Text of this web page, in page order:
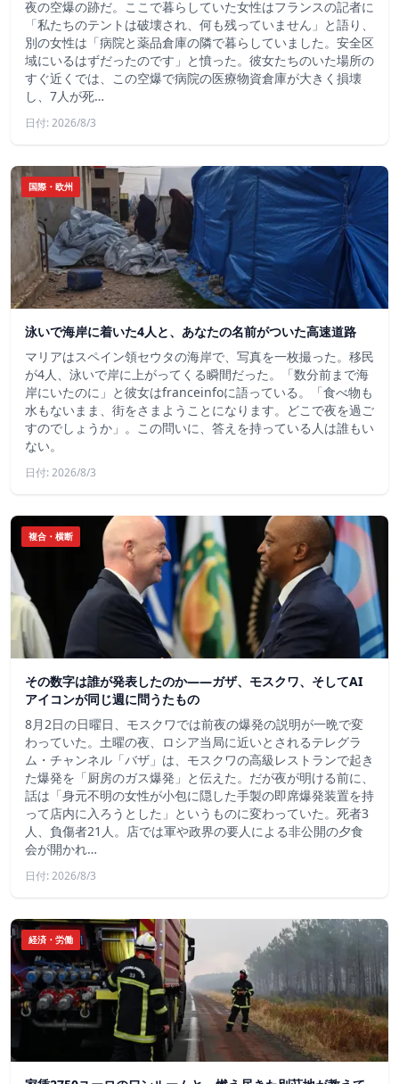
夜の空爆の跡だ。ここで暮らしていた女性はフランスの記者に
「私たちのテントは破壊され、何も残っていません」と語り、
別の女性は「病院と薬品倉庫の隣で暮らしていました。安全区
域にいるはずだったのです」と憤った。彼女たちのいた場所の
すぐ近くでは、この空爆で病院の医療物資倉庫が大きく損壊
し、7人が死…
日付: 2026/8/3
国際・欧州
泳いで海岸に着いた4人と、あなたの名前がついた高速道路
マリアはスペイン領セウタの海岸で、写真を一枚撮った。移民
が4人、泳いで岸に上がってくる瞬間だった。「数分前まで海
岸にいたのに」と彼女はfranceinfoに語っている。「食べ物も
水もないまま、街をさまようことになります。どこで夜を過ご
すのでしょうか」。この問いに、答えを持っている人は誰もい
ない。
日付: 2026/8/3
複合・横断
その数字は誰が発表したのか——ガザ、モスクワ、そしてAI
アイコンが同じ週に問うたもの
8月2日の日曜日、モスクワでは前夜の爆発の説明が一晩で変
わっていた。土曜の夜、ロシア当局に近いとされるテレグラ
ム・チャンネル「バザ」は、モスクワの高級レストランで起き
た爆発を「厨房のガス爆発」と伝えた。だが夜が明ける前に、
話は「身元不明の女性が小包に隠した手製の即席爆発装置を持
って店内に入ろうとした」というものに変わっていた。死者3
人、負傷者21人。店では軍や政界の要人による非公開の夕食
会が開かれ…
日付: 2026/8/3
経済・労働